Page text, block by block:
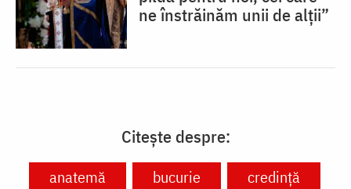
ne înstrăinăm unii de alții”
Citește despre:
anatemă bucurie
credință